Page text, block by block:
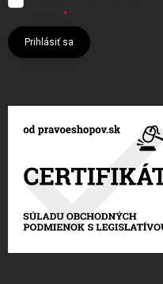
Prihlásiť sa